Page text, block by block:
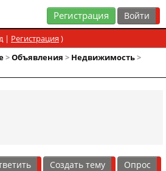
Регистрация
| Регистрация )
>Объявления > Недвижимость>
Создать тему Опрос